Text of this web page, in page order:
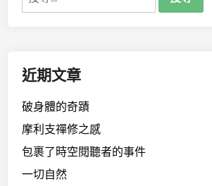
尋
近期文章
破身體的奇蹟
摩利支禪修之感
包裹了時空閱聽者的事件
一切自然